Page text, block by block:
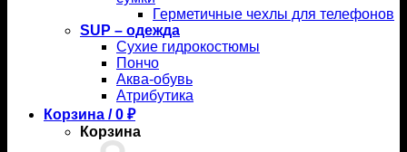
Герметичные чехлы для телефонов
SUP – одежда
Сухие гидрокостюмы
Пончо
Аква-обувь
Атрибутика
Корзина /0 ₽
Корзина